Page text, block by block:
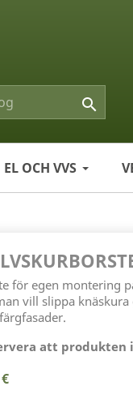

EL OCH VVS
för egen montering
vill slippa
att produkten